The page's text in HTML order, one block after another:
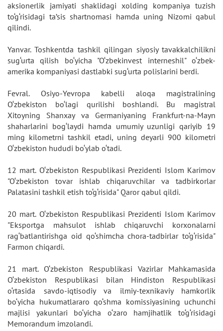
aksionerlik jamiyati shaklidagi xolding kompaniya tuzish
to‘g‘risidagi ta’sis shartnomasi hamda uning Nizomi qabul
qilindi.
Yanvar. Toshkentda tashkil qilingan siyosiy tavakkalchilikni
sug‘urta qilish bo‘yicha "O‘zbekinvest interneshil" o‘zbek-
amerika kompaniyasi dastlabki sug‘urta polislarini berdi.
Fevral. Osiyo-Yevropa kabelli aloqa magistralining
O‘zbekiston bo‘lagi qurilishi boshlandi. Bu magistral
Xitoyning Shanxay va Germaniyaning Frankfurt-na-Mayn
shaharlarini bog‘laydi hamda umumiy uzunligi qariyib 19
ming kilometrni tashkil etadi, uning deyarli 900 kilometri
O‘zbekiston hududi bo‘ylab o‘tadi.
12 mart. O‘zbekiston Respublikasi Prezidenti Islom Karimov
"O‘zbekiston tovar ishlab chiqaruvchilar va tadbirkorlar
Palatasini tashkil etish to‘g‘risida" Qaror qabul qildi.
20 mart. O‘zbekiston Respublikasi Prezidenti Islom Karimov
"Eksportga mahsulot ishlab chiqaruvchi korxonalarni
rag‘batlantirishga oid qo‘shimcha chora-tadbirlar to‘g‘risida"
Farmon chiqardi.
21 mart. O‘zbekiston Respublikasi Vazirlar Mahkamasida
O‘zbekiston Respublikasi bilan Hindiston Respublikasi
o‘rtasida savdo-iqtisodiy va ilmiy-texnikaviy hamkorlik
bo‘yicha hukumatlararo qo‘shma komissiyasining uchunchi
majlisi yakunlari bo‘yicha o‘zaro hamjihatlik to‘g‘risidagi
Memorandum imzolandi.